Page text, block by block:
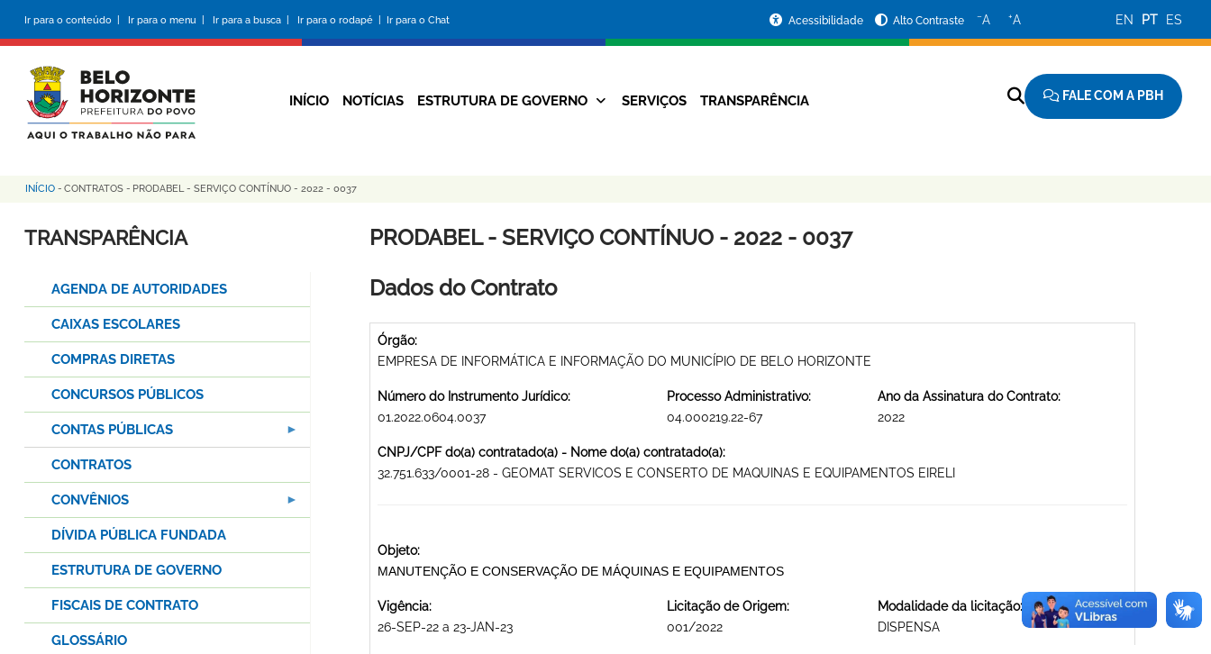
conteúdo
principal
Ir para o conteúdo | Ir para o menu | Ir para a busca | Ir para o rodapé | Ir para o Chat
da
Prefeitura
Acessibilidade Alto Contraste −A +A EN PT ES
Navegação
INÍCIO NOTÍCIAS ESTRUTURA DE GOVERNO SERVIÇOS TRANSPARÊNCIA FALE COM A PBH
Trilha
de
INÍCIO - CONTRATOS - PRODABEL - SERVIÇO CONTÍNUO - 2022 - 0037
PRODABEL - SERVIÇO CONTÍNUO - 2022 - 0037
Dados do Contrato
Órgão:
EMPRESA DE INFORMÁTICA E INFORMAÇÃO DO MUNICÍPIO DE BELO HORIZONTE
Número do Instrumento Jurídico:
01.2022.0604.0037
Processo Administrativo:
04.000219.22-67
Ano da Assinatura do Contrato:
2022
CNPJ/CPF do(a) contratado(a) - Nome do(a) contratado(a):
32.751.633/0001-28 - GEOMAT SERVICOS E CONSERTO DE MAQUINAS E EQUIPAMENTOS EIRELI
Objeto:
MANUTENÇÃO E CONSERVAÇÃO DE MÁQUINAS E EQUIPAMENTOS
Vigência:
26-SEP-22 a 23-JAN-23
Licitação de Origem:
001/2022
Modalidade da licitação:
DISPENSA
TRANSPARÊNCIA
AGENDA DE AUTORIDADES
CAIXAS ESCOLARES
COMPRAS DIRETAS
CONCURSOS PÚBLICOS
CONTAS PÚBLICAS
CONTRATOS
CONVÊNIOS
DÍVIDA PÚBLICA FUNDADA
ESTRUTURA DE GOVERNO
FISCAIS DE CONTRATO
GLOSSÁRIO